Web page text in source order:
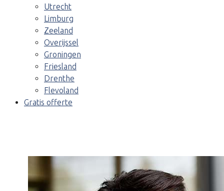
Utrecht
Limburg
Zeeland
Overijssel
Groningen
Friesland
Drenthe
Flevoland
Gratis offerte